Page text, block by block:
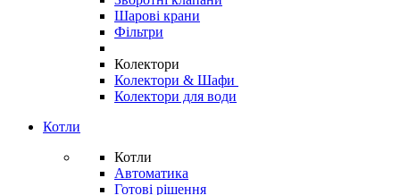
Шарові крани
Фільтри
Колектори
Колектори & Шафи
Колектори для води
Котли
Котли
Автоматика
Готові рішення